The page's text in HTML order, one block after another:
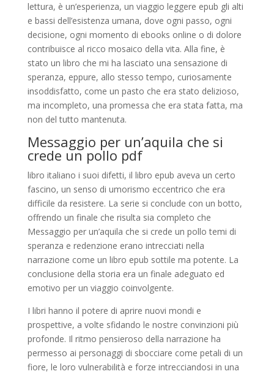
lettura, è un’esperienza, un viaggio leggere epub gli alti
e bassi dell’esistenza umana, dove ogni passo, ogni
decisione, ogni momento di ebooks online o di dolore
contribuisce al ricco mosaico della vita. Alla fine, è
stato un libro che mi ha lasciato una sensazione di
speranza, eppure, allo stesso tempo, curiosamente
insoddisfatto, come un pasto che era stato delizioso,
ma incompleto, una promessa che era stata fatta, ma
non del tutto mantenuta.
Messaggio per un’aquila che si
crede un pollo pdf
libro italiano i suoi difetti, il libro epub aveva un certo
fascino, un senso di umorismo eccentrico che era
difficile da resistere. La serie si conclude con un botto,
offrendo un finale che risulta sia completo che
Messaggio per un’aquila che si crede un pollo temi di
speranza e redenzione erano intrecciati nella
narrazione come un libro epub sottile ma potente. La
conclusione della storia era un finale adeguato ed
emotivo per un viaggio coinvolgente.
I libri hanno il potere di aprire nuovi mondi e
prospettive, a volte sfidando le nostre convinzioni più
profonde. Il ritmo pensieroso della narrazione ha
permesso ai personaggi di sbocciare come petali di un
fiore, le loro vulnerabilità e forze intrecciandosi in una